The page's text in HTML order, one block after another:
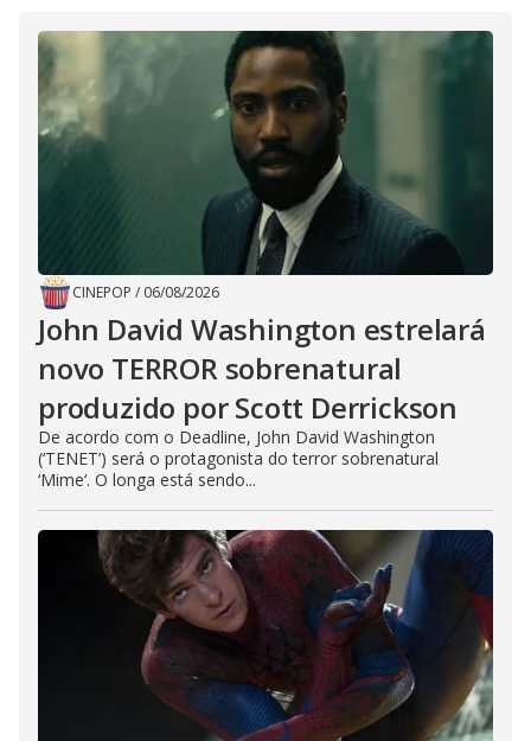
CINEPOP / 06/08/2026
John David Washington estrelará
novo TERROR sobrenatural
produzido por Scott Derrickson
De acordo com o Deadline, John David Washington
(‘TENET’) será o protagonista do terror sobrenatural
‘Mime‘. O longa está sendo...